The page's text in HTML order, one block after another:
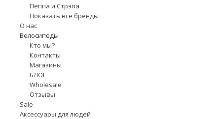
Пеппа и Стрэпа
Показать все бренды
О нас
Велосипеды
Кто мы?
Контакты
Магазины
БЛОГ
Wholesale
Отзывы
Sale
Аксессуары для людей